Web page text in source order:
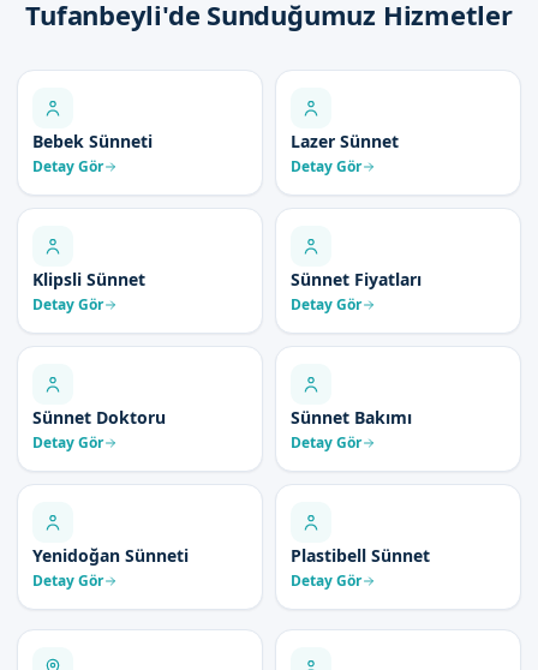
Tufanbeyli'de Sunduğumuz Hizmetler
Bebek Sünneti
Detay Gör
Lazer Sünnet
Detay Gör
Klipsli Sünnet
Detay Gör
Sünnet Fiyatları
Detay Gör
Sünnet Doktoru
Detay Gör
Sünnet Bakımı
Detay Gör
Yenidoğan Sünneti
Detay Gör
Plastibell Sünnet
Detay Gör